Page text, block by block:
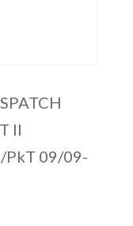
II
PkT 09/09-